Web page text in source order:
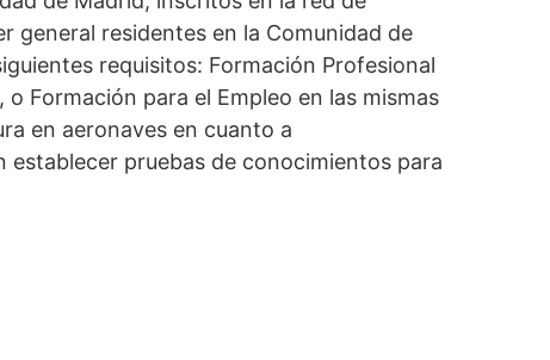
general residentes en la Comunidad de
requisitos: Formación Profesional
Formación para el Empleo en las mismas
en aeronaves en cuanto a
pruebas de conocimientos para